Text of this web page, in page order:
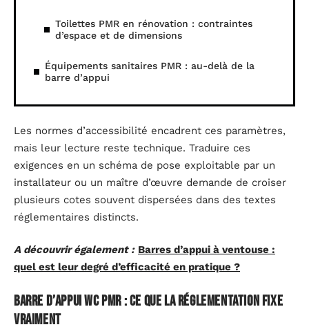
Toilettes PMR en rénovation : contraintes
d’espace et de dimensions
Équipements sanitaires PMR : au-delà de la
barre d’appui
Les normes d’accessibilité encadrent ces paramètres,
mais leur lecture reste technique. Traduire ces
exigences en un schéma de pose exploitable par un
installateur ou un maître d’œuvre demande de croiser
plusieurs cotes souvent dispersées dans des textes
réglementaires distincts.
A découvrir également : Barres d’appui à ventouse :
quel est leur degré d’efficacité en pratique ?
Barre d’appui WC PMR : ce que la réglementation fixe
vraiment